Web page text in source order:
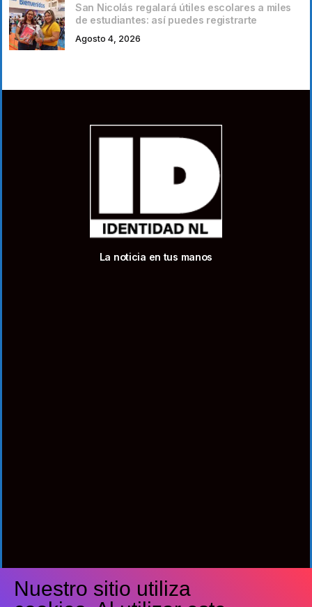
San Nicolás regalará útiles escolares a miles
de estudiantes: así puedes registrarte
Agosto 4, 2026
La noticia en tus manos
Síguenos
Nuestro sitio utiliza